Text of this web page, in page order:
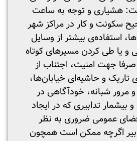
هشیاری و توجه به ساعت
سکونت و کار در مراکز شهر
استفاده‌ی بیشتر از وسایل
یا طی کردن مسیرهای کوتاه
صرفا جهت امنیت، اجتناب از
و حاشیه‌ای خیابان‌ها،
و مرور شبانه، خودآگاهی در
تدابیری که در ایجاد
عمومی ضروری به نظر
اگرچه ممکن است همچون